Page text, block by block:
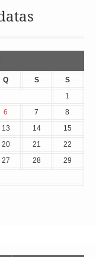
Q S
S
1
6 7
8
13 14
15
20 21
22
27 28
29